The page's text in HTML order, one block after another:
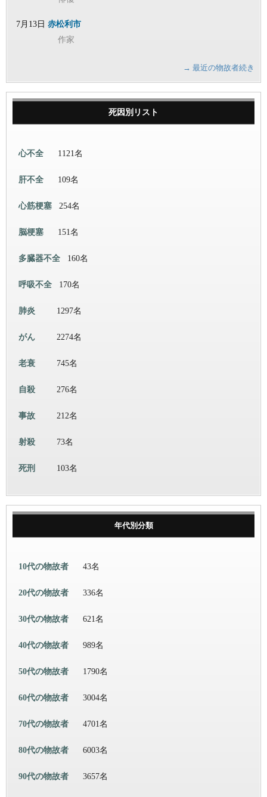
7月13日 赤松利市
作家
→ 最近の物故者続き
死因別リスト
心不全 1121名
肝不全 109名
心筋梗塞 254名
脳梗塞 151名
多臓器不全 160名
呼吸不全 170名
肺炎 1297名
がん 2274名
老衰 745名
自殺 276名
事故 212名
射殺 73名
死刑 103名
年代別分類
10代の物故者 43名
20代の物故者 336名
30代の物故者 621名
40代の物故者 989名
50代の物故者 1790名
60代の物故者 3004名
70代の物故者 4701名
80代の物故者 6003名
90代の物故者 3657名